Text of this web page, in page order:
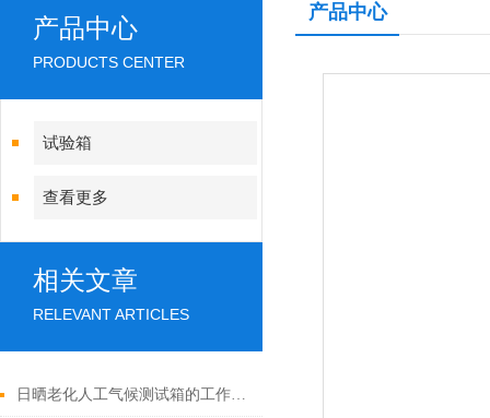
产品中心
PRODUCTS CENTER
试验箱
查看更多
相关文章
RELEVANT ARTICLES
日晒老化人工气候测试箱的工作原理及关键参数分析
产品中心